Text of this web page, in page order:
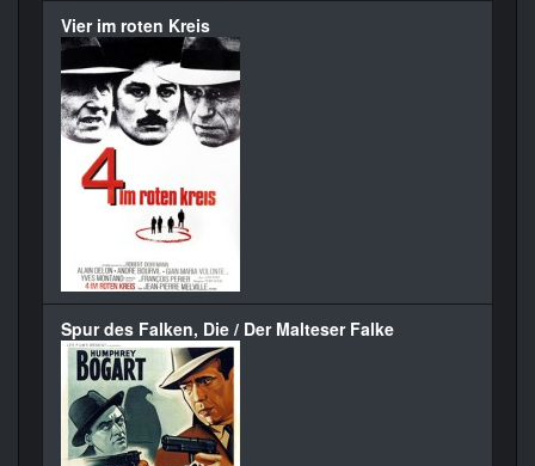
Vier im roten Kreis
Spur des Falken, Die / Der Malteser Falke